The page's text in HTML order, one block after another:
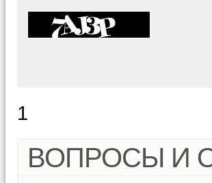
1
ВОПРОСЫ И